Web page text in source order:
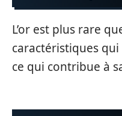
L’or est plus rare
caractéristiques
ce qui contribue à